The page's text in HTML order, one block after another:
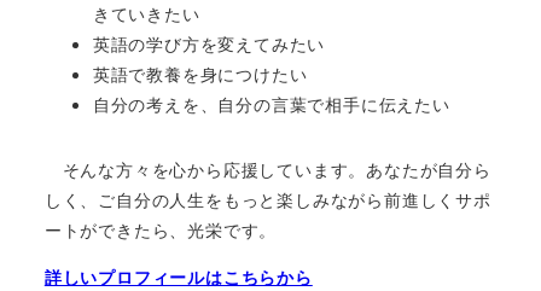
きていきたい
英語の学び方を変えてみたい
英語で教養を身につけたい
自分の考えを、自分の言葉で相手に伝えたい
そんな方々を心から応援しています。あなたが自分ら
しく、ご自分の人生をもっと楽しみながら前進しくサポ
ートができたら、光栄です。
詳しいプロフィールはこちらから